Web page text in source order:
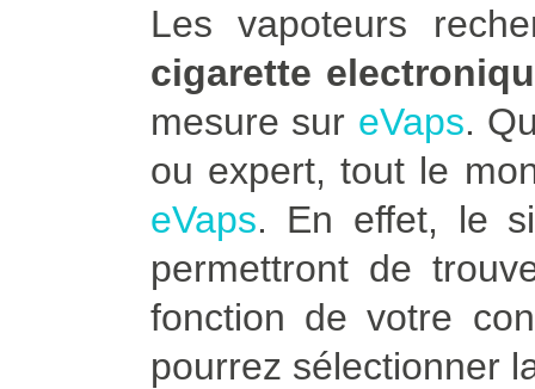
Les vapoteurs
cigarette
mesure sur eVaps.
ou expert, tout le
eVaps. En effet, le
permettront de
fonction de votre
pourrez sélectionner